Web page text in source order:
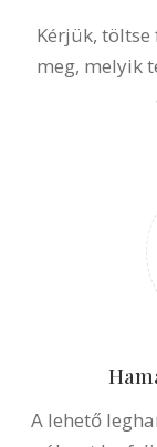
Kérjük,
meg, melyik
A lehető